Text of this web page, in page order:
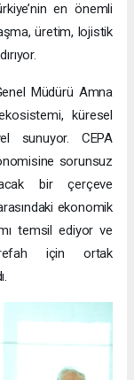
en önemli
üretim, lojistik
Müdürü Amna
küresel
sunuyor. CEPA
sorunsuz
bir çerçeve
ekonomik
temsil ediyor ve
refah için ortak